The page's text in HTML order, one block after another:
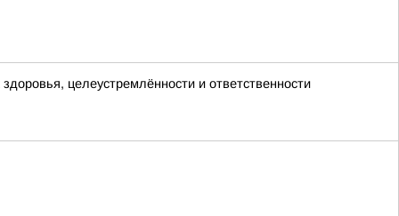
целеустремлённости и ответственности